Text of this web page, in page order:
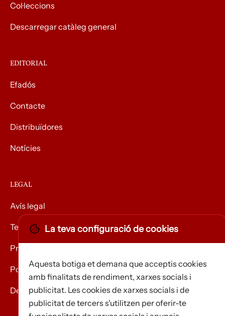
Col·leccions
Descarregar catàleg general
EDITORIAL
Efadós
Contacte
Distribuïdores
Notícies
LEGAL
Avís legal
Termes i condicions
Privacitat
Política de Cookies
Devolució de mercaderies
La teva configuració de cookies
Aquesta botiga et demana que acceptis cookies
amb finalitats de rendiment, xarxes socials i
publicitat. Les cookies de xarxes socials i de
publicitat de tercers s'utilitzen per oferir-te